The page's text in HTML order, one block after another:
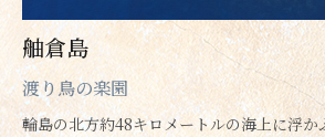
舳倉島
渡り鳥の楽園
輪島の北方約48キロメートルの海上に浮か